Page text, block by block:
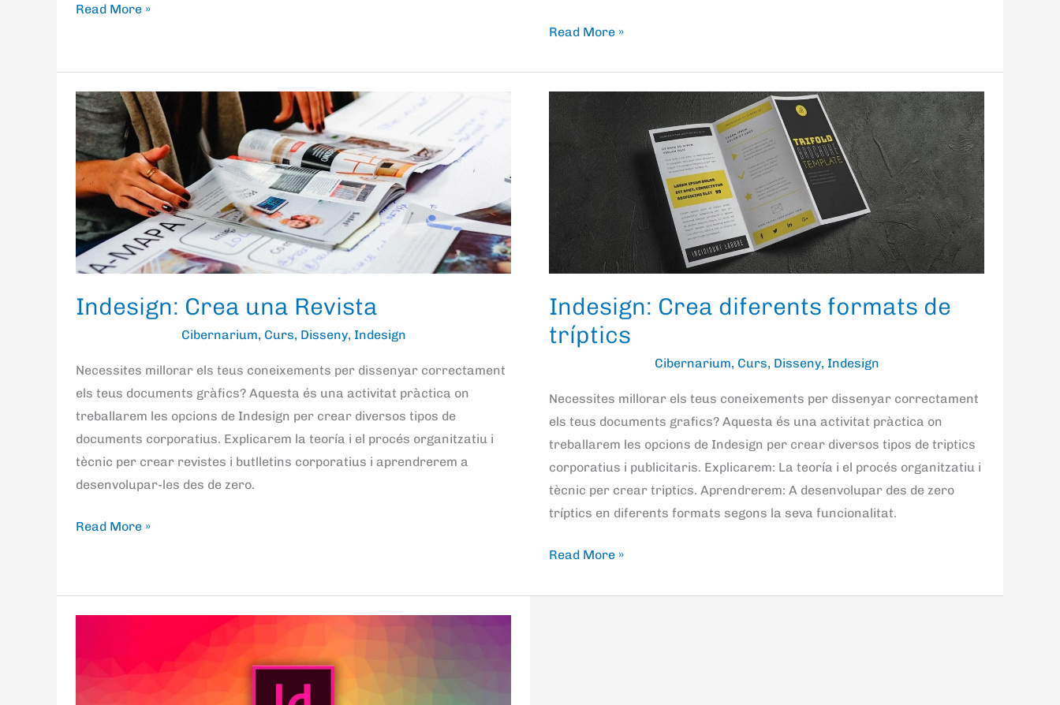
Read More »
Read More »
Indesign: Crea una Revista
Cibernarium, Curs, Disseny, Indesign
Necessites millorar els teus coneixements per dissenyar correctament
els teus documents gràfics? Aquesta és una activitat pràctica on
treballarem les opcions de Indesign per crear diversos tipos de
documents corporatius. Explicarem la teoría i el procés organitzatiu i
tècnic per crear revistes i butlletins corporatius i aprendrerem a
desenvolupar-les des de zero.
Indesign:
Crea
una
Revista
Read More »
Indesign: Crea diferents formats de
tríptics
Cibernarium, Curs, Disseny, Indesign
Necessites millorar els teus coneixements per dissenyar correctament
els teus documents grafics? Aquesta és una activitat pràctica on
treballarem les opcions de Indesign per crear diversos tipos de triptics
corporatius i publicitaris. Explicarem: La teoría i el procés organitzatiu i
tècnic per crear triptics. Aprendrerem: A desenvolupar des de zero
tríptics en diferents formats segons la seva funcionalitat.
Indesign:
Crea
diferents
formats
de
tríptics
Read More »
Indesign